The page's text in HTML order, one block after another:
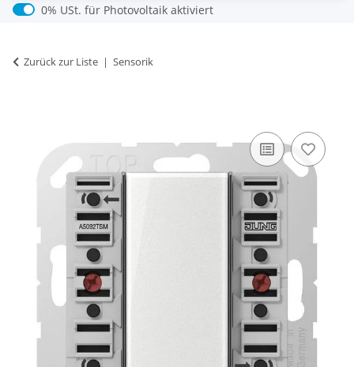
0% USt. für Photovoltaik (§ 12 Abs. 3 UStG)
0% USt. für Photovoltaik aktiviert
Zurück zur Liste Sensorik